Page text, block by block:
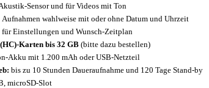
Sensor und für Videos mit Ton
wahlweise mit oder ohne Datum und Uhrzeit
für Einstellungen und Wunsch-Zeitplan
Karten bis 32 GB (bitte dazu bestellen)
Akku mit 1.200 mAh oder USB-Netzteil
bis zu 10 Stunden Daueraufnahme und 120 Tage Stand-by
microSD-Slot